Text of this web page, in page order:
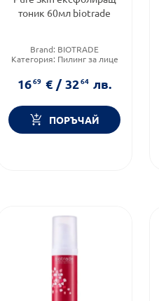
тоник 60мл biotrade
Brand: BIOTRADE
Категория: Пилинг за лице
Дермокозметика
1669 € / 3264 лв.
ПОРЪЧАЙ